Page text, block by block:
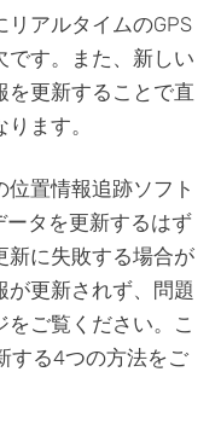
アルタイムのGPS
です。また、新しい
を更新することで直
ます。
置情報追跡ソフト
ータを更新するはず
新に失敗する場合が
が更新されず、問題
をご覧ください。こ
する4つの方法をご